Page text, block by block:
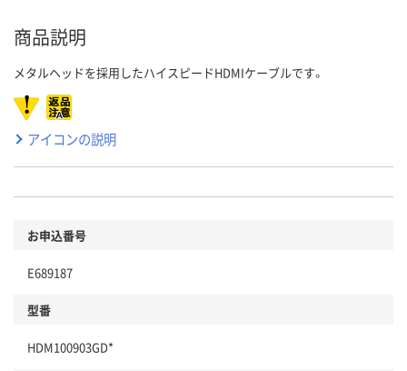
商品説明
メタルヘッドを採用したハイスピードHDMIケーブルです。
アイコンの説明
お申込番号
E689187
型番
HDM100903GD*